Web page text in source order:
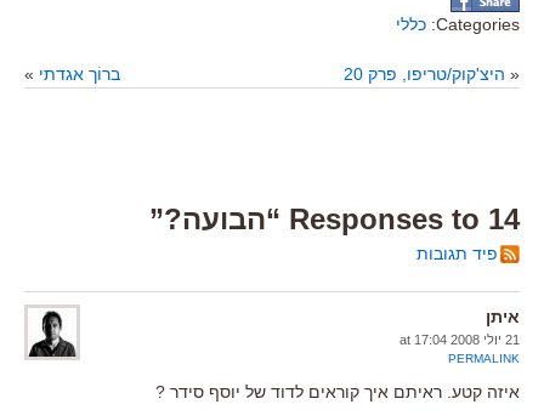
Categories: כללי
« היצ'קוק/טריפו, פרק 20 ברוֹך אגדתי »
14 Responses to “הבועה?”
פיד תגובות
איתן
21 יולי 2008 at 17:04
PERMALINK
איזה קטע. ראיתם איך קוראים לדוד של יוסף סידר ?